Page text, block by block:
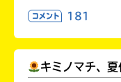
コメント 181
キミノマチ、